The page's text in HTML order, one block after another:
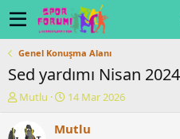
Genel Konuşma Alanı
Sed yardımı Nisan
K
Mutlu
B
ş
14 Mar 2026
Mutlu